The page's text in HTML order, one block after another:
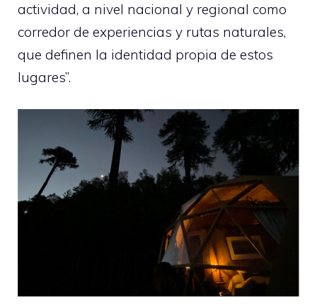
actividad, a nivel nacional y regional como
corredor de experiencias y rutas naturales,
que definen la identidad propia de estos
lugares”.